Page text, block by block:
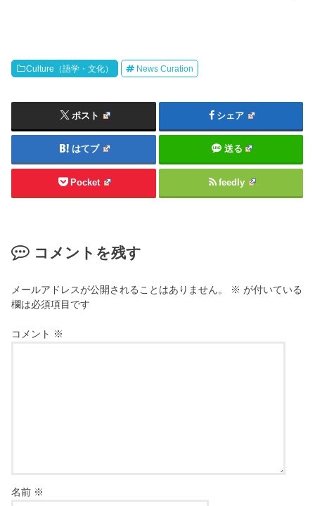
Culture（語学・文化） News Curation
ポスト シェア
はてブ 送る
Pocket feedly
コメントを残す
メールアドレスが公開されることはありません。 ※ が付いている
欄は必須項目です
コメント ※
名前 ※